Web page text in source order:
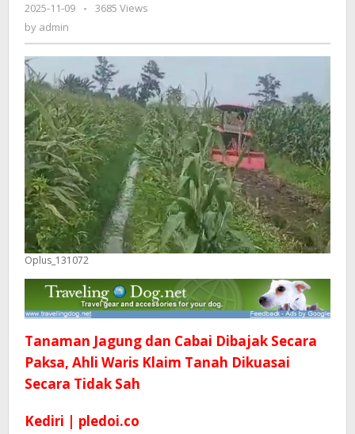
Klaim
Dikuasai
Secara
Tidak
Sah
2025-11-09
by
-
3685 Views
by admin
Oplus_131072
Tanaman Jagung dan Cabai Dibajak Secara
Paksa, Ahli Waris Klaim Tanah Dikuasai
Secara Tidak Sah
Kediri | pledoi.co